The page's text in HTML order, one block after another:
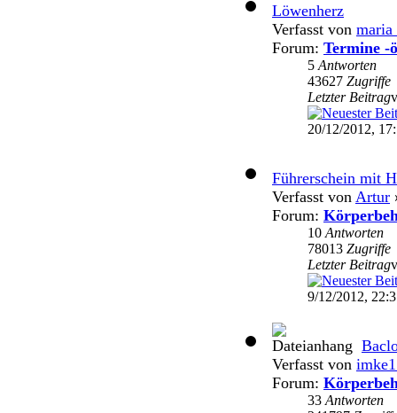
Löwenherz
Verfasst von maria
Forum: Termine -
5 Antworten
43627 Zugriffe
Letzter Beitrag
20/12/2012,
Führerschein mit
Verfasst von Artur
Forum:
10 Antworten
78013 Zugriffe
Letzter Beitrag
9/12/2012,
Verfasst von
Forum:
33 Antworten